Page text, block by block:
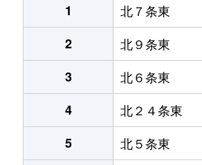
1
北７条東
2
北９条東
3
北６条東
4
北２４条東
5
北５条東